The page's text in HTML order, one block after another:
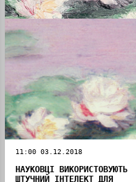
11:00 03.12.2018
НАУКОВЦІ ВИКОРИСТОВУЮТЬ
ШТУЧНИЙ ІНТЕЛЕКТ ДЛЯ